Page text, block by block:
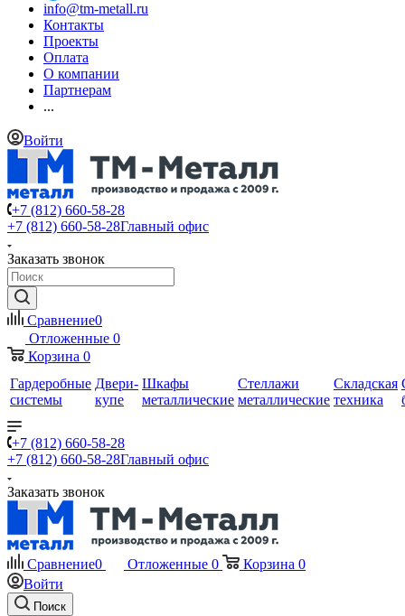
info@tm-metall.ru
Контакты
Проекты
Оплата
О компании
Партнерам
...
Войти
+7 (812) 660-58-28
+7 (812) 660-58-28Главный офис
Заказать звонок
Сравнение0
Отложенные 0
Корзина 0
Гардеробные
системы
Двери-
купе
Шкафы
металлические
Стеллажи
металлические
Складская
техника
+7 (812) 660-58-28
+7 (812) 660-58-28Главный офис
Заказать звонок
Сравнение0 Отложенные 0 Корзина 0
Войти
Поиск